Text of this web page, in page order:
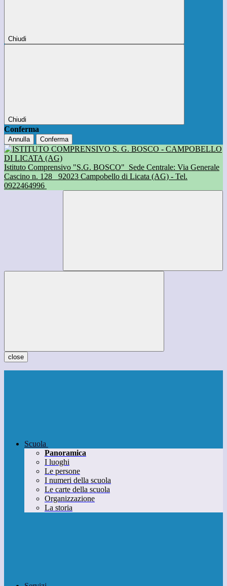
Chiudi
Chiudi
Conferma
Annulla Conferma
Istituto Comprensivo "S.G. BOSCO" Sede Centrale: Via Generale
Cascino n. 128
92023 Campobello di Licata (AG) - Tel.
0922464996
close
Scuola
Panoramica
I luoghi
Le persone
I numeri della scuola
Le carte della scuola
Organizzazione
La storia